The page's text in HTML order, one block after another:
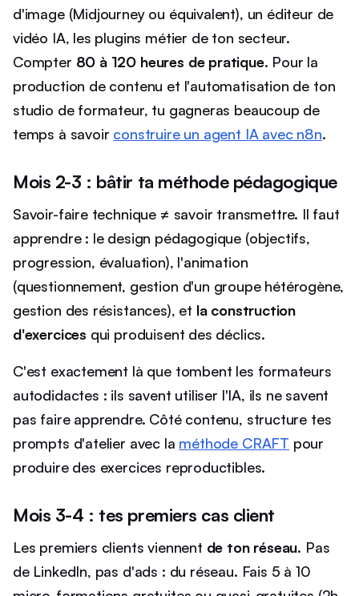
d'image (Midjourney ou équivalent), un éditeur de
vidéo IA, les plugins métier de ton secteur.
Compter 80 à 120 heures de pratique. Pour la
production de contenu et l'automatisation de ton
studio de formateur, tu gagneras beaucoup de
temps à savoir construire un agent IA avec n8n.
Mois 2-3 : bâtir ta méthode pédagogique
Savoir-faire technique ≠ savoir transmettre. Il faut
apprendre : le design pédagogique (objectifs,
progression, évaluation), l'animation
(questionnement, gestion d'un groupe hétérogène,
gestion des résistances), et la construction
d'exercices qui produisent des déclics.
C'est exactement là que tombent les formateurs
autodidactes : ils savent utiliser l'IA, ils ne savent
pas faire apprendre. Côté contenu, structure tes
prompts d'atelier avec la méthode CRAFT pour
produire des exercices reproductibles.
Mois 3-4 : tes premiers cas client
Les premiers clients viennent de ton réseau. Pas
de LinkedIn, pas d'ads : du réseau. Fais 5 à 10